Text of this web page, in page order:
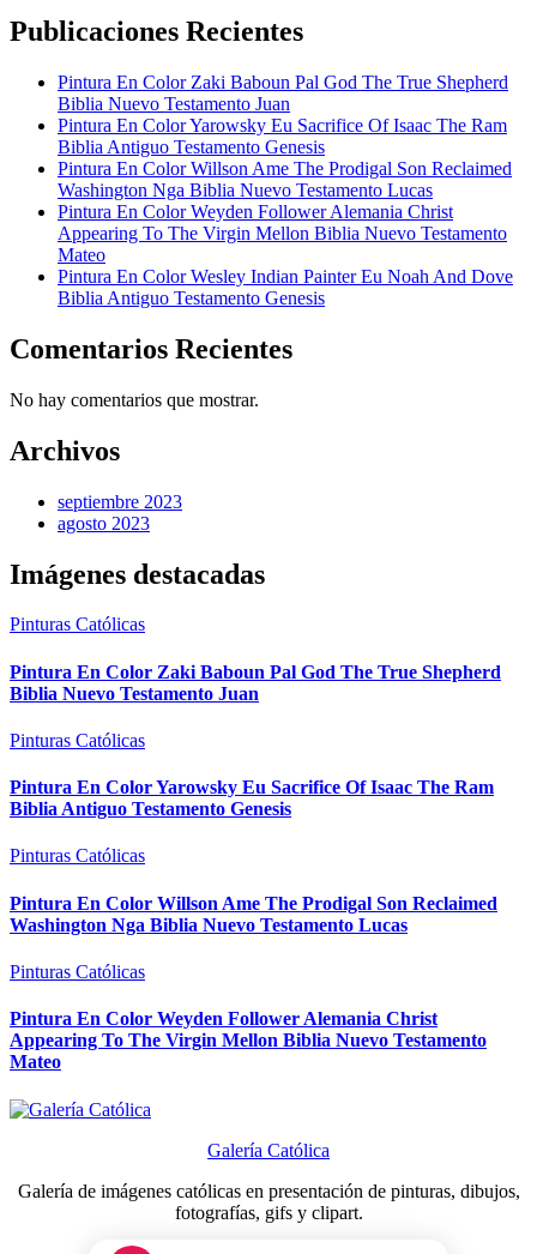
Publicaciones Recientes
Pintura En Color Zaki Baboun Pal God The True Shepherd
Biblia Nuevo Testamento Juan
Pintura En Color Yarowsky Eu Sacrifice Of Isaac The Ram
Biblia Antiguo Testamento Genesis
Pintura En Color Willson Ame The Prodigal Son Reclaimed
Washington Nga Biblia Nuevo Testamento Lucas
Pintura En Color Weyden Follower Alemania Christ
Appearing To The Virgin Mellon Biblia Nuevo Testamento
Mateo
Pintura En Color Wesley Indian Painter Eu Noah And Dove
Biblia Antiguo Testamento Genesis
Comentarios Recientes
No hay comentarios que mostrar.
Archivos
septiembre 2023
agosto 2023
Imágenes destacadas
Pinturas Católicas
Pintura En Color Zaki Baboun Pal God The True Shepherd
Biblia Nuevo Testamento Juan
Pinturas Católicas
Pintura En Color Yarowsky Eu Sacrifice Of Isaac The Ram
Biblia Antiguo Testamento Genesis
Pinturas Católicas
Pintura En Color Willson Ame The Prodigal Son Reclaimed
Washington Nga Biblia Nuevo Testamento Lucas
Pinturas Católicas
Pintura En Color Weyden Follower Alemania Christ
Appearing To The Virgin Mellon Biblia Nuevo Testamento
Mateo
Galería Católica
Galería de imágenes católicas en presentación de pinturas, dibujos,
fotografías, gifs y clipart.